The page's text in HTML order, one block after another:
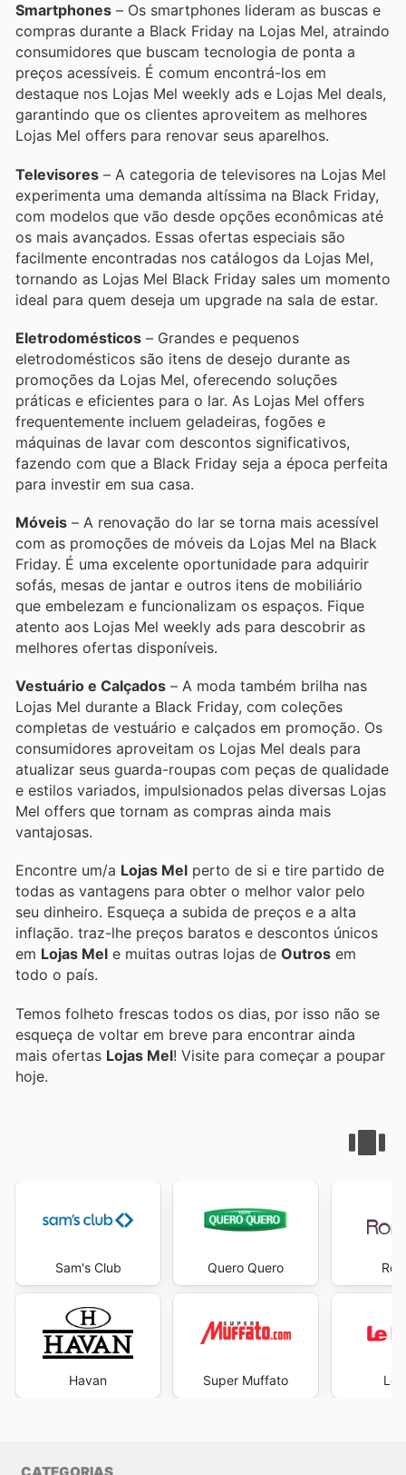
Smartphones – Os smartphones lideram as buscas e
compras durante a Black Friday na Lojas Mel, atraindo
consumidores que buscam tecnologia de ponta a
preços acessíveis. É comum encontrá-los em
destaque nos Lojas Mel weekly ads e Lojas Mel deals,
garantindo que os clientes aproveitem as melhores
Lojas Mel offers para renovar seus aparelhos.
Televisores – A categoria de televisores na Lojas Mel
experimenta uma demanda altíssima na Black Friday,
com modelos que vão desde opções econômicas até
os mais avançados. Essas ofertas especiais são
facilmente encontradas nos catálogos da Lojas Mel,
tornando as Lojas Mel Black Friday sales um momento
ideal para quem deseja um upgrade na sala de estar.
Eletrodomésticos – Grandes e pequenos
eletrodomésticos são itens de desejo durante as
promoções da Lojas Mel, oferecendo soluções
práticas e eficientes para o lar. As Lojas Mel offers
frequentemente incluem geladeiras, fogões e
máquinas de lavar com descontos significativos,
fazendo com que a Black Friday seja a época perfeita
para investir em sua casa.
Móveis – A renovação do lar se torna mais acessível
com as promoções de móveis da Lojas Mel na Black
Friday. É uma excelente oportunidade para adquirir
sofás, mesas de jantar e outros itens de mobiliário
que embelezam e funcionalizam os espaços. Fique
atento aos Lojas Mel weekly ads para descobrir as
melhores ofertas disponíveis.
Vestuário e Calçados – A moda também brilha nas
Lojas Mel durante a Black Friday, com coleções
completas de vestuário e calçados em promoção. Os
consumidores aproveitam os Lojas Mel deals para
atualizar seus guarda-roupas com peças de qualidade
e estilos variados, impulsionados pelas diversas Lojas
Mel offers que tornam as compras ainda mais
vantajosas.
Encontre um/a Lojas Mel perto de si e tire partido de
todas as vantagens para obter o melhor valor pelo
seu dinheiro. Esqueça a subida de preços e a alta
inflação. traz-lhe preços baratos e descontos únicos
em Lojas Mel e muitas outras lojas de Outros em
todo o país.
Temos folheto frescas todos os dias, por isso não se
esqueça de voltar em breve para encontrar ainda
mais ofertas Lojas Mel ! Visite para começar a poupar
hoje.
Sam's Club
Havan
Quero Quero
Super Muffato Le